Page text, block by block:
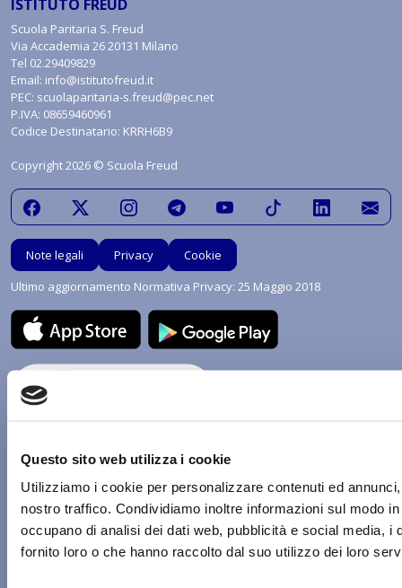
Questo sito web utilizza i cookie
Utilizziamo i cookie per personalizzare contenuti ed
nostro traffico. Condividiamo inoltre informazioni sul modo
occupano di analisi dei dati web, pubblicità e social media,
fornito loro o che hanno raccolto dal suo utilizzo dei loro
ISTITUTO FREUD
Scuola Paritaria S. Freud
Via Accademia 26 20131 Milano
Tel 02.29409829
Email: info@istitutofreud.it
PEC: scuolaparitaria-s.freud@pec.net
P.IVA: 08659460961
Codice Destinatario: KRRH6B9
Copyright 2026 © Scuola Freud
Note legali Privacy
Cookie
Ultimo aggiornamento Normativa Privacy: 25 Maggio 2018
Con riferimento al presente sito, i testi, le immagini, la grafica, i marchi
e tutti contenuti e le procedure nonché le idee di realizzo di sistemi di
procedimenti e di uso sono soggetti a copyright e alle forme di tutela